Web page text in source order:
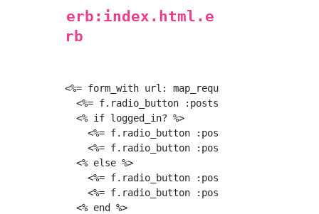
erb:index.html.e
rb
<%= form_with url: map_request_path,
<%= f.radio_button :posts, "all_user",
  <% if logged_in? %>
<%= f.radio_button :posts, "following",
<%= f.radio_button :posts,
  <% else %>
<%= f.radio_button :posts, "following",
<%= f.radio_button :posts,
  <% end %>